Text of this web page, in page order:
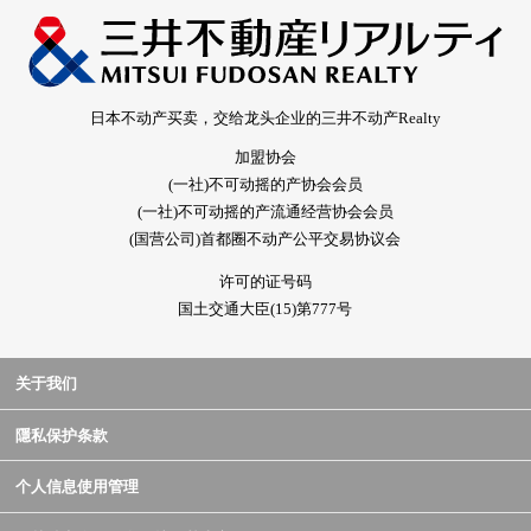
日本不动产买卖，交给龙头企业的三井不动产Realty
加盟协会
(一社)不可动摇的产协会会员
(一社)不可动摇的产流通经营协会会员
(国营公司)首都圈不动产公平交易协议会
许可的证号码
国土交通大臣(15)第777号
关于我们
隱私保护条款
个人信息使用管理